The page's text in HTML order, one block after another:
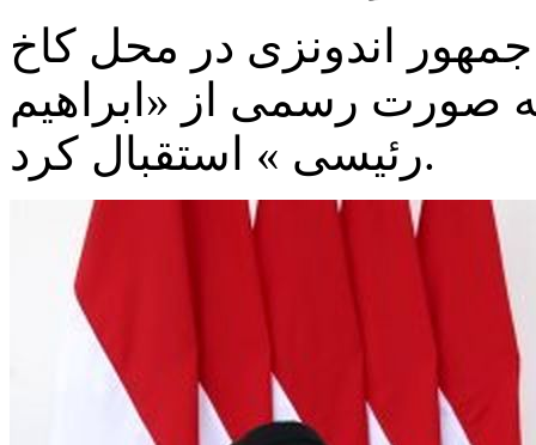
رییس جمهور اندونزی در محل کاخ
صورت رسمی از «ابراهیم
رئیسی » استقبال کرد.